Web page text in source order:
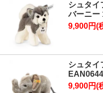
シュタイ
バーニー
9,900円(
シュタイ
9,900円(